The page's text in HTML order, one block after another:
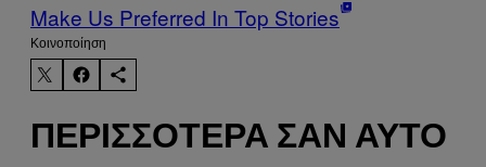
Make Us Preferred In Top Stories
Kοινοποίηση
ΠΕΡΙΣΣΌΤΕΡΑ ΣΑΝ ΑΥΤΌ